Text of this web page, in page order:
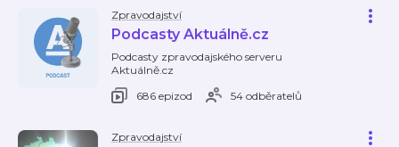
Zpravodajství
Podcasty Aktuálně.cz
Podcasty zpravodajského serveru
Aktuálně.cz
686 epizod
54 odběratelů
Zpravodajství